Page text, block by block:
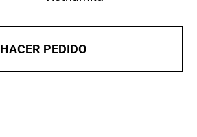
HACER PEDIDO